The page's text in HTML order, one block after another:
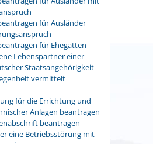
für Ausländer
für Ehegatten
Lebenspartner einer
Staatsangehörigkeit
vermittelt
für die Errichtung und
Anlagen beantragen
beantragen
eine Betriebsstörung mit